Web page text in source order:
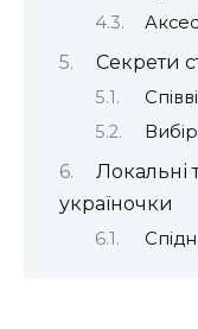
Секрети
Локальні
україночки